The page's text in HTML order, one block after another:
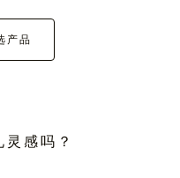
产品
感吗？